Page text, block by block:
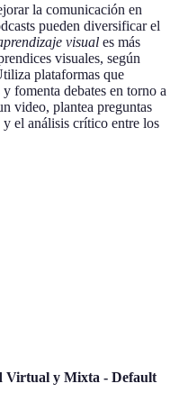
la comunicación en
pueden diversificar el
visual es más
visuales, según
plataformas que
fomenta debates en torno a
video, plantea preguntas
el análisis crítico entre los
Virtual y Mixta - Default